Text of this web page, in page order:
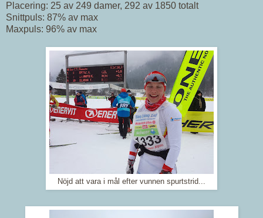
Placering: 25 av 249 damer, 292 av 1850 totalt
Snittpuls: 87% av max
Maxpuls: 96% av max
Nöjd att vara i mål efter vunnen spurtstrid...